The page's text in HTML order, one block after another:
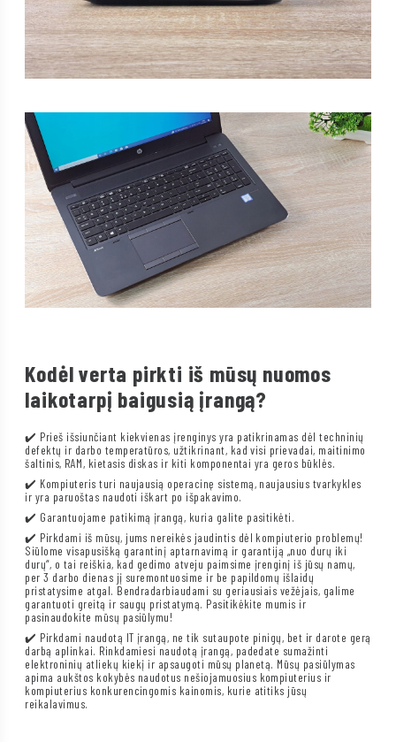
Kodėl verta pirkti iš mūsų nuomos
laikotarpį baigusią įrangą?
✔️ Prieš išsiunčiant kiekvienas įrenginys yra patikrinamas dėl techninių
defektų ir darbo temperatūros, užtikrinant, kad visi prievadai, maitinimo
šaltinis, RAM, kietasis diskas ir kiti komponentai yra geros būklės.
✔️ Kompiuteris turi naujausią operacinę sistemą, naujausius tvarkykles
ir yra paruoštas naudoti iškart po išpakavimo.
✔️ Garantuojame patikimą įrangą, kuria galite pasitikėti.
✔️ Pirkdami iš mūsų, jums nereikės jaudintis dėl kompiuterio problemų!
Siūlome visapusišką garantinį aptarnavimą ir garantiją „nuo durų iki
durų“, o tai reiškia, kad gedimo atveju paimsime įrenginį iš jūsų namų,
per 3 darbo dienas jį suremontuosime ir be papildomų išlaidų
pristatysime atgal. Bendradarbiaudami su geriausiais vežėjais, galime
garantuoti greitą ir saugų pristatymą. Pasitikėkite mumis ir
pasinaudokite mūsų pasiūlymu!
✔️ Pirkdami naudotą IT įrangą, ne tik sutaupote pinigų, bet ir darote gerą
darbą aplinkai. Rinkdamiesi naudotą įrangą, padedate sumažinti
elektroninių atliekų kiekį ir apsaugoti mūsų planetą. Mūsų pasiūlymas
apima aukštos kokybės naudotus nešiojamuosius kompiuterius ir
kompiuterius konkurencingomis kainomis, kurie atitiks jūsų
reikalavimus.